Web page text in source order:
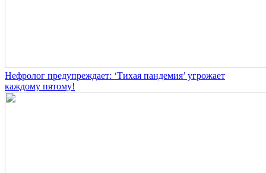
Нефролог предупреждает: ‘Тихая пандемия’ угрожает
каждому пятому!